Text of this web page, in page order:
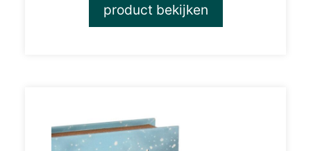
product bekijken